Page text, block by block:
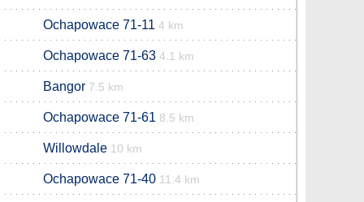
Ochapowace 71-11 4 km
Ochapowace 71-63 4.1 km
Bangor 7.5 km
Ochapowace 71-61 8.5 km
Willowdale 10 km
Ochapowace 71-40 11.4 km